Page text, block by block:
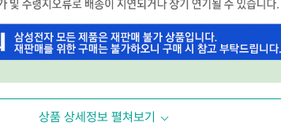
상품 상세정보 펼쳐보기